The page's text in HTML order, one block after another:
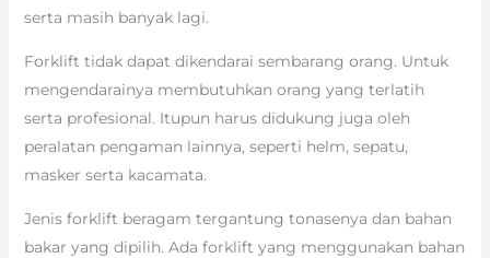
serta masih banyak lagi.
Forklift tidak dapat dikendarai sembarang orang. Untuk
mengendarainya membutuhkan orang yang terlatih
serta profesional. Itupun harus didukung juga oleh
peralatan pengaman lainnya, seperti helm, sepatu,
masker serta kacamata.
Jenis forklift beragam tergantung tonasenya dan bahan
bakar yang dipilih. Ada forklift yang menggunakan bahan